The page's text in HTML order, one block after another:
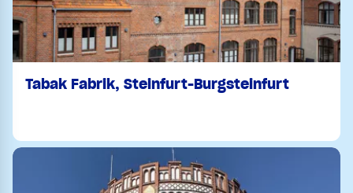
Tabak Fabrik, Steinfurt-Burgsteinfurt